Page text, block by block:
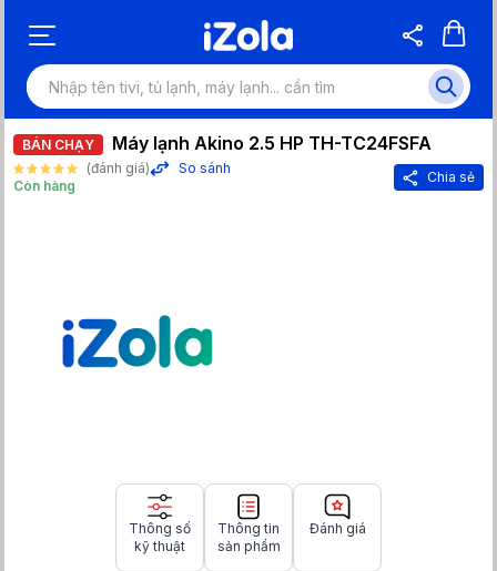
BÁN CHẠY Máy lạnh Akino 2.5 HP TH-TC24FSFA
(đánh giá)
So sánh
Còn hàng
Chia sẻ
Thông số
kỹ thuật
Thông tin
sản phẩm
Đánh giá